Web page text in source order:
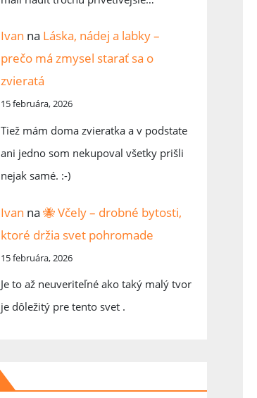
Ivan na Láska, nádej a labky –
prečo má zmysel starať sa o
zvieratá
15 februára, 2026
Tiež mám doma zvieratka a v podstate
ani jedno som nekupoval všetky prišli
nejak samé. :-)
Ivan na🐝 Včely – drobné bytosti,
ktoré držia svet pohromade
15 februára, 2026
Je to až neuveriteľné ako taký malý tvor
je dôležitý pre tento svet .